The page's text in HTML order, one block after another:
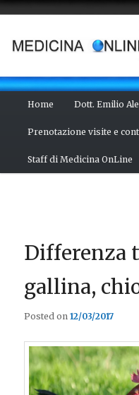
contenuto
principale
Home Dott. Emilio
Prenotazione visite e
Staff di Medicina OnLine
Differenza
gallina,
Posted on12/03/2017